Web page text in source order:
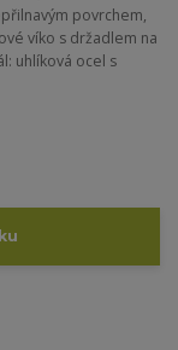
povrchem,
víko s držadlem na
uhlíková ocel s